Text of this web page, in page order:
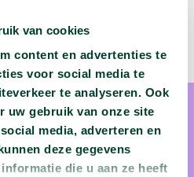
van cookies
content en advertenties te
voor social media te
te analyseren. Ook
uw gebruik van onze site
media, adverteren en
deze gegevens
die u aan ze heeft